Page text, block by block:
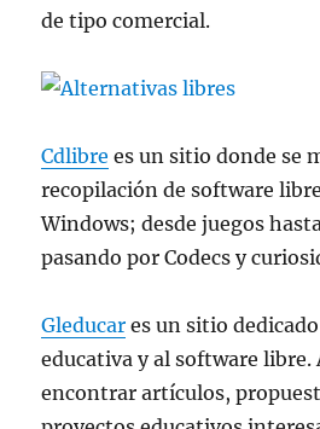
de tipo comercial.
Cdlibre es un sitio donde se
recopilación de software
Windows; desde juegos
pasando por Codecs y
Gleducar es un sitio
educativa y al software libre.
encontrar artí­culos,